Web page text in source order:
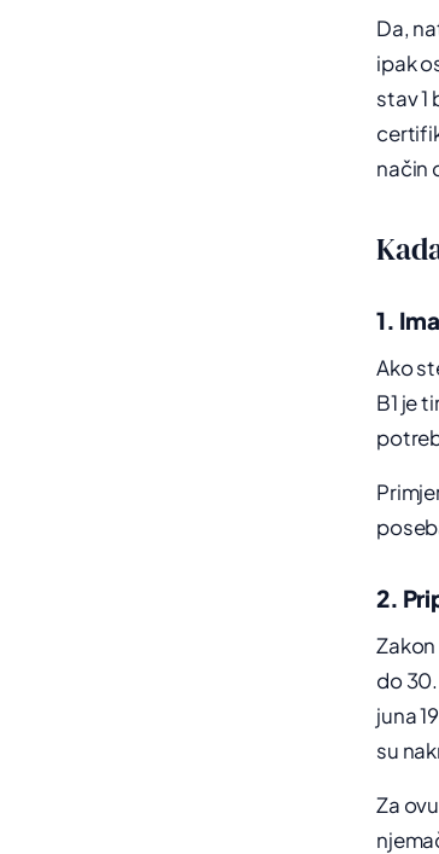
Da,
ipak
stav 1
način
1.
Ako
B1 je
2.
do
juna
su
Za